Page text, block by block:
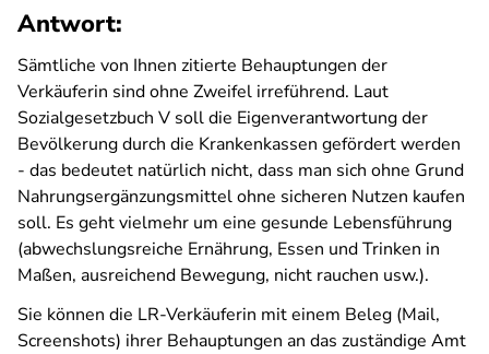
Antwort:
Sämtliche von Ihnen zitierte Behauptungen der
Verkäuferin sind ohne Zweifel irreführend. Laut
Sozialgesetzbuch V soll die Eigenverantwortung der
Bevölkerung durch die Krankenkassen gefördert werden
- das bedeutet natürlich nicht, dass man sich ohne Grund
Nahrungsergänzungsmittel ohne sicheren Nutzen kaufen
soll. Es geht vielmehr um eine gesunde Lebensführung
(abwechslungsreiche Ernährung, Essen und Trinken in
Maßen, ausreichend Bewegung, nicht rauchen usw.).
Sie können die LR-Verkäuferin mit einem Beleg (Mail,
Screenshots) ihrer Behauptungen an das zuständige Amt